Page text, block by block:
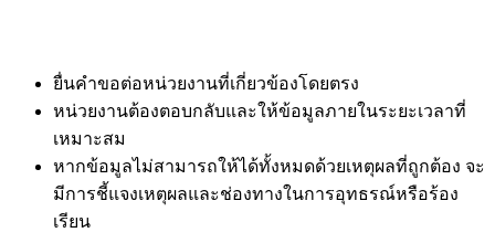
ยื่นคำขอต่อหน่วยงานที่เกี่ยวข้องโดยตรง
หน่วยงานต้องตอบกลับและให้ข้อมูลภายในระยะเวลาที่
เหมาะสม
หากข้อมูลไม่สามารถให้ได้ทั้งหมดด้วยเหตุผลที่ถูกต้อง จะ
มีการชี้แจงเหตุผลและช่องทางในการอุทธรณ์หรือร้อง
เรียน